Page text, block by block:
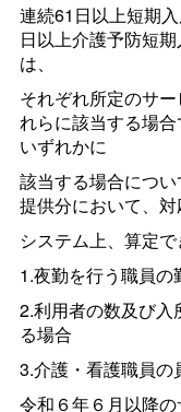
連続61日以上短期
日以上介護予防短
は、
それぞれ所定のサ
れらに該当する場
いずれかに
該当する場合につ
提供分において、対
システム上、算定で
1.夜勤を行う職員
2.利用者の数及び入
る場合
3.介護・看護職員の
令和６年６月以降